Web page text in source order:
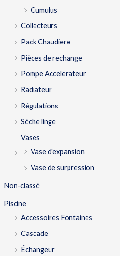
Cumulus
Collecteurs
Pack Chaudiere
Pièces de rechange
Pompe Accelerateur
Radiateur
Régulations
Séche linge
Vases
Vase d'expansion
Vase de surpression
Non-classé
Piscine
Accessoires Fontaines
Cascade
Échangeur